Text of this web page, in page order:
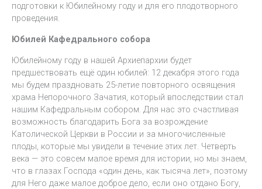
подготовки к Юбилейному году и для его плодотворного
проведения.
Юбилей Кафедрального собора
Юбилейному году в нашей Архиепархии будет
предшествовать ещё один юбилей: 12 декабря этого года
мы будем праздновать 25-летие повторного освящения
храма Непорочного Зачатия, который впоследствии стал
нашим Кафедральным собором. Для нас это счастливая
возможность благодарить Бога за возрождение
Католической Церкви в России и за многочисленные
плоды, которые мы увидели в течение этих лет. Четверть
века — это совсем малое время для истории, но мы знаем,
что в глазах Господа «один день, как тысяча лет», поэтому
для Него даже малое доброе дело, если оно отдано Богу,